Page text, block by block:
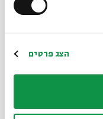
הצג פרטים
מלכה